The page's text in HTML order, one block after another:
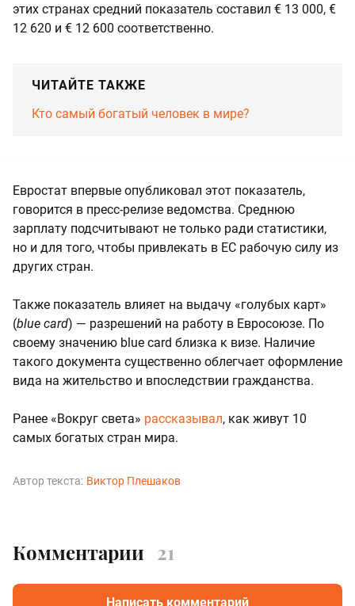
этих странах средний показатель составил € 13 000, €
12 620 и € 12 600 соответственно.
ЧИТАЙТЕ ТАКЖЕ
Кто самый богатый человек в мире?
Евростат впервые опубликовал этот показатель,
говорится в пресс-релизе ведомства. Среднюю
зарплату подсчитывают не только ради статистики,
но и для того, чтобы привлекать в ЕС рабочую силу из
других стран.
Также показатель влияет на выдачу «голубых карт»
(blue card) — разрешений на работу в Евросоюзе. По
своему значению blue card близка к визе. Наличие
такого документа существенно облегчает оформление
вида на жительство и впоследствии гражданства.
Ранее «Вокруг света» рассказывал, как живут 10
самых богатых стран мира.
Автор текста: Виктор Плешаков
Комментарии 21
Написать комментарий